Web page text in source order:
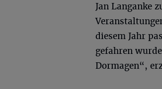
Jan Langanke
diesem Jahr
gefahren
Dormagen“,